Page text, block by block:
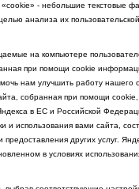
- небольшие текстовые
анализа их пользовательской
на компьютере
при помощи cookie
нам улучшить работу нашего
собранная при помощи cookie,
в ЕС и Российской
и использования вами сайта,
других услуг.
в условиях